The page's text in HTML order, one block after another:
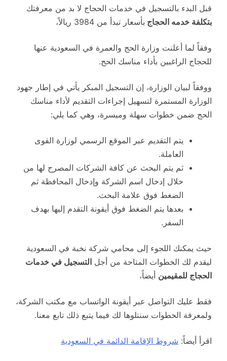
قبل البدء بالتسجيل في خدمات الحجاج لا بد من معرفتك
بتكلفة خدمه الحجاج بأسعار تبدأ من 3984 ريالاً،
وفقاً لما أعلنت وزارة الحج والعمرة في السعودية عنها
للحجاج الراغبين بأداء مناسك الحج.
ووفقاً لبيان الوزارة، إن التسجيل المبكر يأتي في إطار جهود
الوزارة المستمرة لتسهيل إجراءات التقديم لأداء مناسك
الحج ضمن خطوات سهلة وميسرة، وهي كما يلي:
يتم التقديم عبر الموقع الرسمي لوزارة القوى
العاملة.
ثم يتم البحث عن كافة الشركات المصرح لها من
خلال إدخال اسم الشركة وإدخال المحافظة ثم
الضغط فوق علامة البحث.
بعدها يتم الضغط فوق أيقونة التقدم إليها بهدف
السفر.
حيث يمكنك اللجوء إلى محامي شركة نخبة في السعودية
ليقدم لك الخطوات المتاحة من أجل التسجيل في خدمات
الحجاج للمقيمين أيضاً،
فقط عليك التواصل عبر أيقونة الواتساب مع مكتب الشركة،
ولمعرفة الخطوات سنتلوها لك فيما يتبع ذلك تابع معنا.
اقرأ أيضاً: شروط الإقامة الدائمة في السعودية